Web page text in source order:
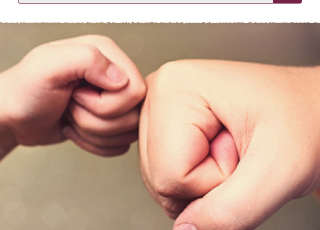
Etkö ole vielä asiakkaamme?
Luo asiakastili tästä!